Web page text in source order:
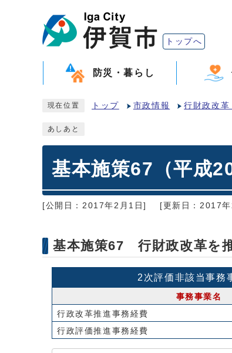
トップへ
防災・暮らし
現在位置 トップ 市政情報 行財政改革
あしあと
基本施策67（平成
[公開日：2017年2月1日] [更新日：2017
基本施策67 行財政改革を
2次評価非該当事務
事務事業名
行政改革推進事務経費
行政評価推進事務経費